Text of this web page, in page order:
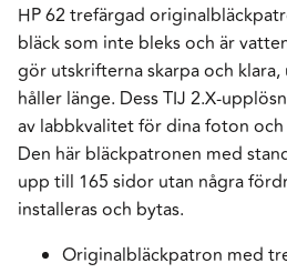
HP 62 trefärgad
bläck som inte bleks och är
gör utskrifterna skarpa och klara,
håller länge. Dess TIJ 2.X-
av labbkvalitet för dina foton
Den här bläckpatronen med
upp till 165 sidor utan några
installeras och bytas.
Originalbläckpatron med